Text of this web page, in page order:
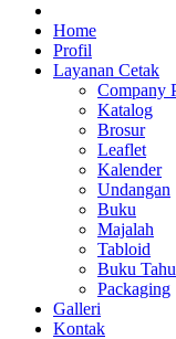
Mitra
0813-1670-
0813-1670-6191 (Call/
Percetakan Bekasi
Home
Profil
Layanan Cetak
Company
Katalog
Brosur
Leaflet
Kalender
Undangan
Buku
Majalah
Tabloid
Buku
Packaging
Galleri
Kontak